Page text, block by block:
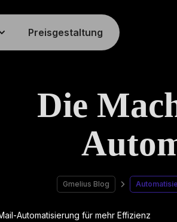
Preisgestaltung
Die
Gmelius Blog